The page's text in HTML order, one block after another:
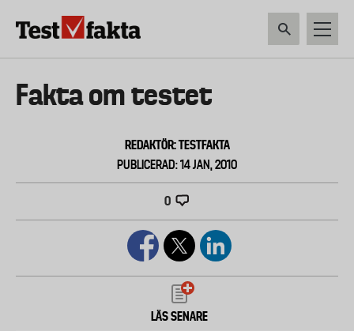
Huvudmeny
ny
Fakta om testet
REDAKTÖR: TESTFAKTA
PUBLICERAD: 14 JAN, 2010
0
LÄS SENARE